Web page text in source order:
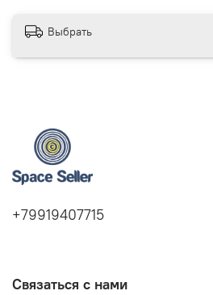
Выбрать
+79919407715
Связаться с нами